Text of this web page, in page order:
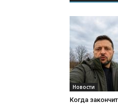
Новости
Когда